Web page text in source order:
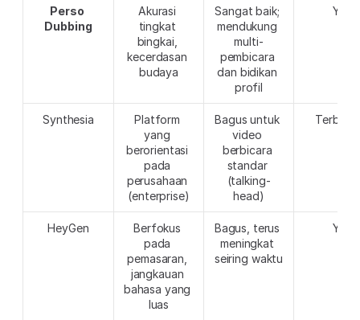
Perso
Dubbing
Akurasi
tingkat
bingkai,
kecerdasan
budaya
Sangat baik;
mendukung
multi-
pembicara
dan bidikan
profil
Ya
Synthesia
Platform
yang
berorientasi
pada
perusahaan
(enterprise)
Bagus untuk
video
berbicara
standar
(talking-
head)
HeyGen
Berfokus
pada
pemasaran,
jangkauan
bahasa yang
luas
Bagus, terus
meningkat
seiring waktu
Ya